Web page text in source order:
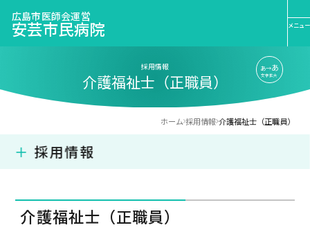
広島市医師会運営
安芸市民病院 メニュー
あ→あ
文字拡大
採用情報
介護福祉士（正職員）
ホーム 採用情報 介護福祉士（正職員）
＋ 採用情報
・作業療法士・理学療法士（フルタイムパート）
・看護師（正職員）
介護福祉士（正職員）